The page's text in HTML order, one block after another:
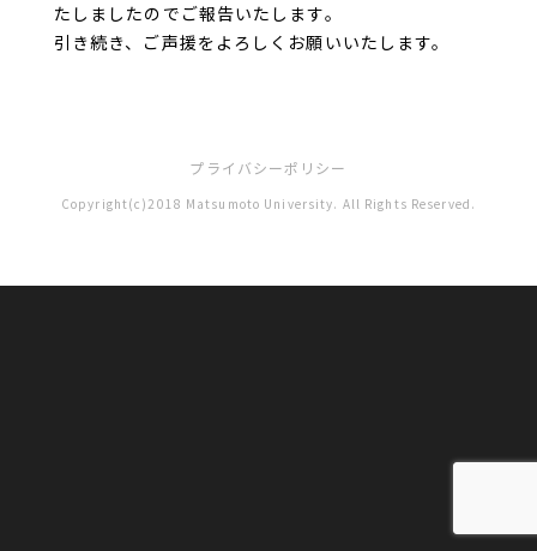
たしましたのでご報告いたします。
引き続き、ご声援をよろしくお願いいたします。
プライバシーポリシー
Copyright(c)2018 Matsumoto University. All Rights Reserved.